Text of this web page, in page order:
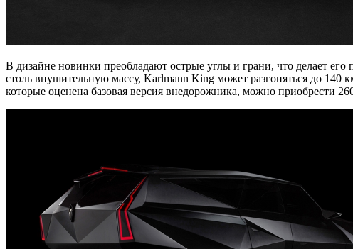
В дизайне новинки преобладают острые углы и грани, что делает
столь внушительную массу, Karlmann King может разгоняться до
которые оценена базовая версия внедорожника, можно приобрести